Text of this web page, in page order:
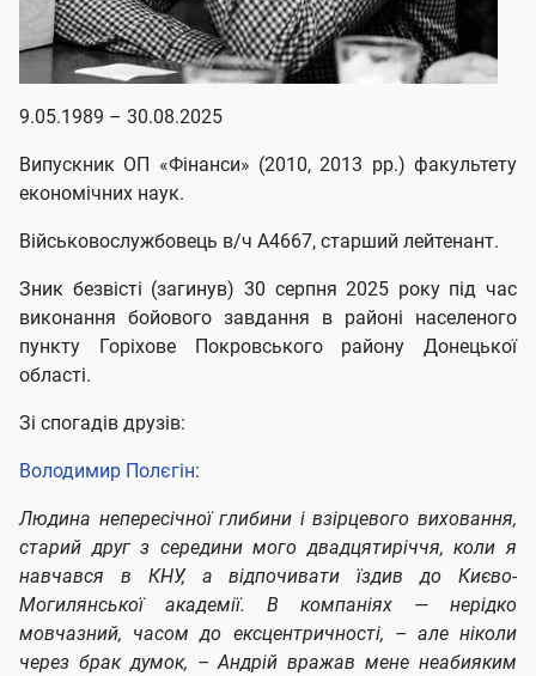
9.05.1989 – 30.08.2025
Випускник ОП «Фінанси» (2010, 2013 рр.) факультету
економічних наук.
Військовослужбовець в/ч A4667, старший лейтенант.
Зник безвісті (загинув) 30 серпня 2025 року під час
виконання бойового завдання в районі населеного
пункту Горіхове Покровського району Донецької
області.
Зі спогадів друзів:
Володимир Полєгін:
Людина непересічної глибини і взірцевого виховання,
старий друг з середини мого двадцятиріччя, коли я
навчався в КНУ, а відпочивати їздив до Києво-
Могилянської академії. В компаніях — нерідко
мовчазний, часом до ексцентричності, – але ніколи
через брак думок, – Андрій вражав мене неабияким